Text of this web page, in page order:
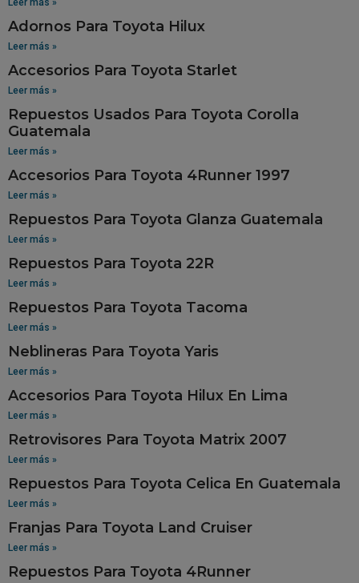
Adornos Para Toyota Hilux
Leer más »
Accesorios Para Toyota Starlet
Leer más »
Repuestos Usados Para Toyota Corolla
Guatemala
Leer más »
Accesorios Para Toyota 4Runner 1997
Leer más »
Repuestos Para Toyota Glanza Guatemala
Leer más »
Repuestos Para Toyota 22R
Leer más »
Repuestos Para Toyota Tacoma
Leer más »
Neblineras Para Toyota Yaris
Leer más »
Accesorios Para Toyota Hilux En Lima
Leer más »
Retrovisores Para Toyota Matrix 2007
Leer más »
Repuestos Para Toyota Celica En Guatemala
Leer más »
Franjas Para Toyota Land Cruiser
Leer más »
Repuestos Para Toyota 4Runner